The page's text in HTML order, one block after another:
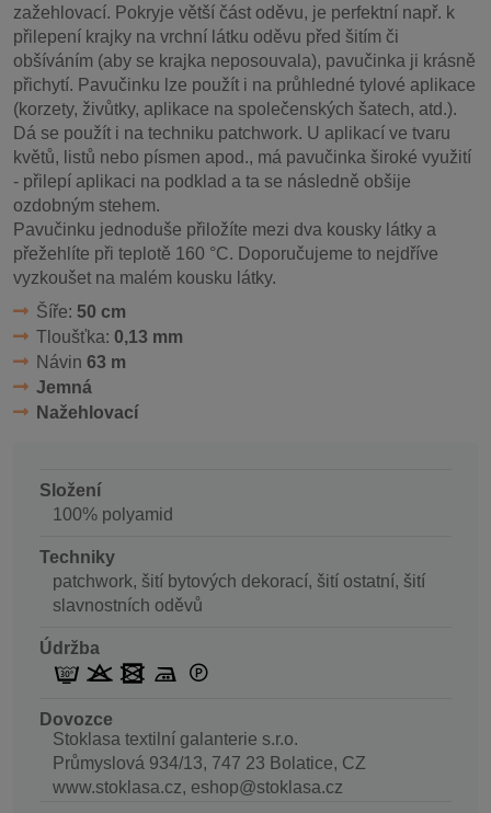
zažehlovací. Pokryje větší část oděvu, je perfektní např. k
přilepení krajky na vrchní látku oděvu před šitím či
obšíváním (aby se krajka neposouvala), pavučinka ji krásně
přichytí. Pavučinku lze použít i na průhledné tylové aplikace
(korzety, živůtky, aplikace na společenských šatech, atd.).
Dá se použít i na techniku patchwork. U aplikací ve tvaru
květů, listů nebo písmen apod., má pavučinka široké využití
- přilepí aplikaci na podklad a ta se následně obšije
ozdobným stehem.
Pavučinku jednoduše přiložíte mezi dva kousky látky a
přežehlíte při teplotě 160 °C. Doporučujeme to nejdříve
vyzkoušet na malém kousku látky.
Šíře: 50 cm
Tloušťka: 0,13 mm
Návin 63 m
Jemná
Nažehlovací
Složení
100% polyamid
Techniky
patchwork, šití bytových dekorací, šití ostatní, šití
slavnostních oděvů
Údržba
Dovozce
Stoklasa textilní galanterie s.r.o.
Průmyslová 934/13, 747 23 Bolatice, CZ
www.stoklasa.cz, eshop@stoklasa.cz